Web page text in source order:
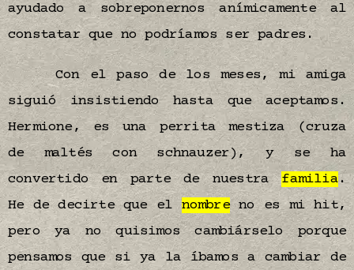
ayudado a sobreponernos anímicamente al
constatar que no podríamos ser padres.
Con el paso de los meses, mi amiga
siguió insistiendo hasta que aceptamos.
Hermione, es una perrita mestiza (cruza
de maltés con schnauzer), y se ha
convertido en parte de nuestrafamilia.
He de decirte que el nombreno es mi hit,
pero ya no quisimos cambiárselo porque
pensamos que si ya la íbamos a cambiar de